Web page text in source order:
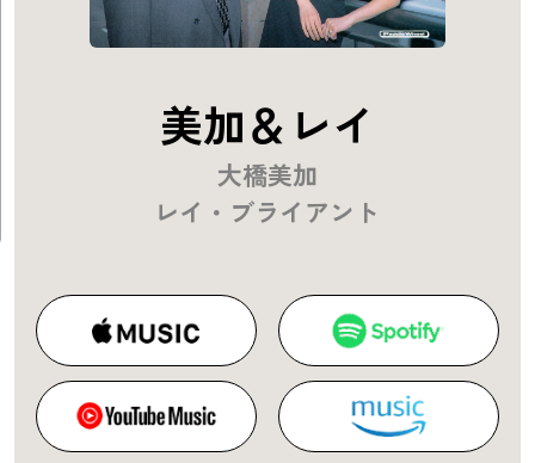
美加＆レイ
大橋美加
レイ・ブライアント